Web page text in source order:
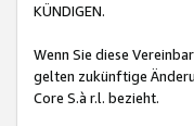
KÜNDIGEN.
Wenn Sie diese
gelten zukünftige
Core S.à r.l. bezieht.